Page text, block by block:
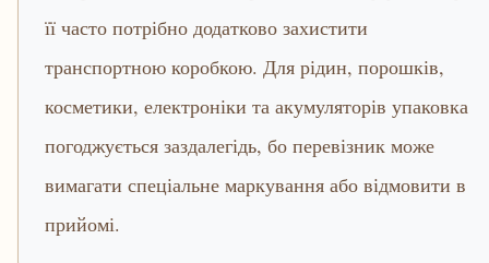
її часто потрібно додатково захистити
транспортною коробкою. Для рідин, порошків,
косметики, електроніки та акумуляторів упаковка
погоджується заздалегідь, бо перевізник може
вимагати спеціальне маркування або відмовити в
прийомі.